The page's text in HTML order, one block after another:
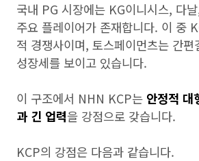
국내 PG 시장에는 KG이니시스, 다
주요 플레이어가 존재합니다. 이 중
적 경쟁사이며, 토스페이먼츠는 간
성장세를 보이고 있습니다.
이 구조에서 NHN KCP는 안정적 대
과 긴 업력을 강점으로 갖습니다.
KCP의 강점은 다음과 같습니다.